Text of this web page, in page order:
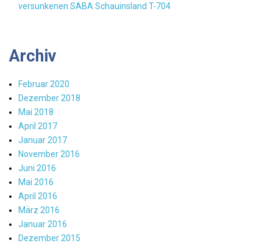
versunkenen SABA Schauinsland T-704
Archiv
Februar 2020
Dezember 2018
Mai 2018
April 2017
Januar 2017
November 2016
Juni 2016
Mai 2016
April 2016
März 2016
Januar 2016
Dezember 2015